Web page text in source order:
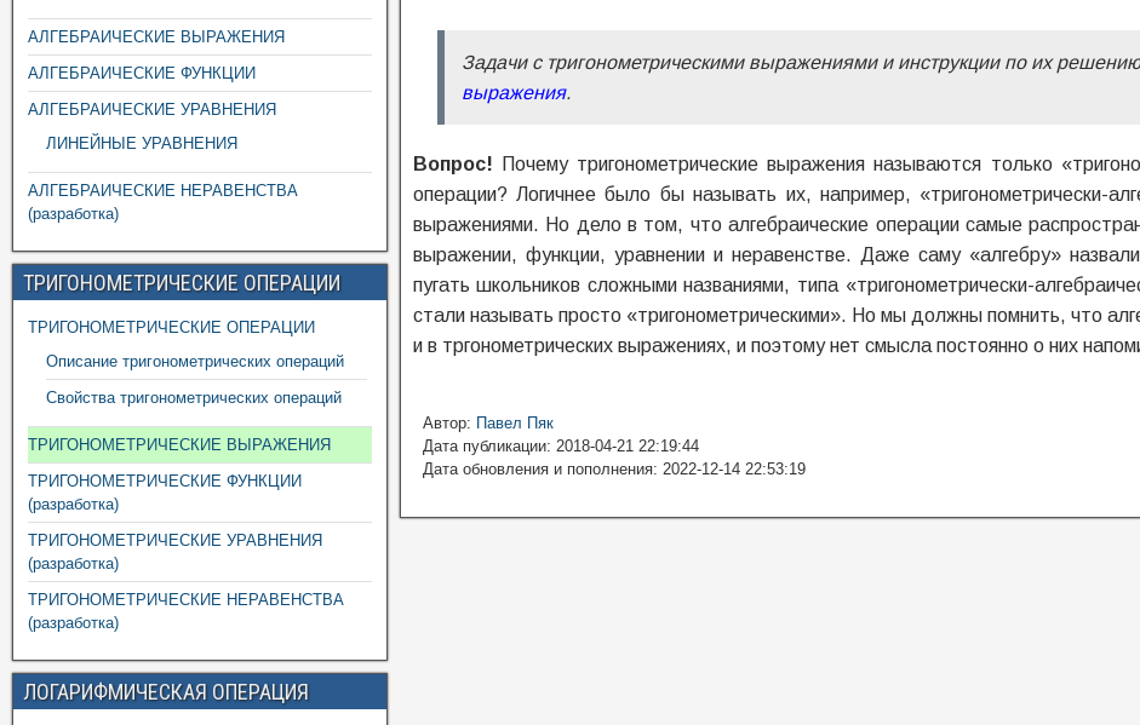
Задачи с тригонометрическими выражениями и инструкции по их
выражения.
Вопрос! Почему тригонометрические выражения называются только
операции? Логичнее было бы называть их, например, «тригонометрически-
выражениями. Но дело в том, что алгебраические операции самые
выражении, функции, уравнении и неравенстве. Даже саму «алгебру»
пугать школьников сложными названиями, типа «тригонометрически-
стали называть просто «тригонометрическими». Но мы должны помнить, что
и в тргонометрических выражениях, и поэтому нет смысла постоянно о них
Автор: Павел Пяк
Дата публикации: 2018-04-21 22:19:44
Дата обновления и пополнения: 2022-12-14 22:53:19
АЛГЕБРАИЧЕСКИЕ ВЫРАЖЕНИЯ
АЛГЕБРАИЧЕСКИЕ ФУНКЦИИ
АЛГЕБРАИЧЕСКИЕ УРАВНЕНИЯ
ЛИНЕЙНЫЕ УРАВНЕНИЯ
АЛГЕБРАИЧЕСКИЕ НЕРАВЕНСТВА
(разработка)
ТРИГОНОМЕТРИЧЕСКИЕ ОПЕРАЦИИ
ТРИГОНОМЕТРИЧЕСКИЕ ОПЕРАЦИИ
Описание тригонометрических операций
Свойства тригонометрических операций
ТРИГОНОМЕТРИЧЕСКИЕ ВЫРАЖЕНИЯ
ТРИГОНОМЕТРИЧЕСКИЕ ФУНКЦИИ
(разработка)
ТРИГОНОМЕТРИЧЕСКИЕ УРАВНЕНИЯ
(разработка)
ТРИГОНОМЕТРИЧЕСКИЕ НЕРАВЕНСТВА
(разработка)
ЛОГАРИФМИЧЕСКАЯ ОПЕРАЦИЯ